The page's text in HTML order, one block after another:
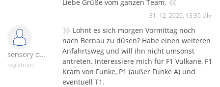
Liebe Grüße vom ganzen Team.
31. 12. 2020, 13:35 Uhr
sensory overload
registriert
» Lohnt es sich morgen Vormittag noch
nach Bernau zu düsen? Habe einen weiteren
Anfahrtsweg und will ihn nicht umsonst
antreten. Interessiere mich für F1 Vulkane, F1
Kram von Funke, P1 (außer Funke A) und
eventuell T1.